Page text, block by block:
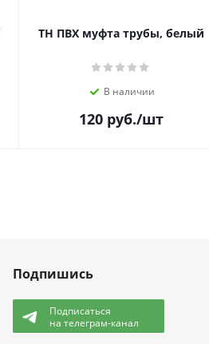
ТН ПВХ муфта трубы, белый
В наличии
120руб./шт
Подпишись
Подписаться
на телеграм-канал